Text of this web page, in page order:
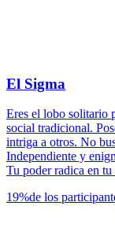
El Sigma
Eres el lobo solitario
social tradicional.
intriga a otros. No
Independiente y
Tu poder radica en
19%de los